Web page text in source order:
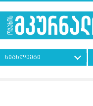
სიახლეები